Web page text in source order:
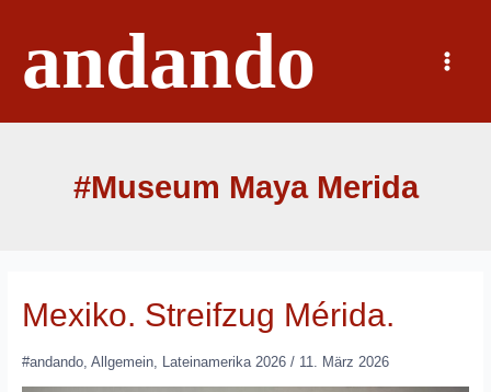
springenandando
Main
Menu
#Museum Maya Merida
Mexiko. Streifzug Mérida.
#andando, Allgemein, Lateinamerika 2026/ 11. März 2026